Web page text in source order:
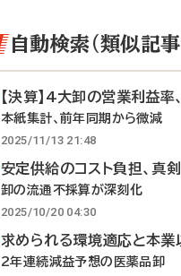
自動検索（類似記事
【決算】4大卸の営業利益
本紙集計、前年同期から微減
2025/11/13 21:48
安定供給のコスト負担、真
卸の流通不採算が深刻化
2025/10/20 04:30
求められる環境適応と本業
2年連続減益予想の医薬品卸